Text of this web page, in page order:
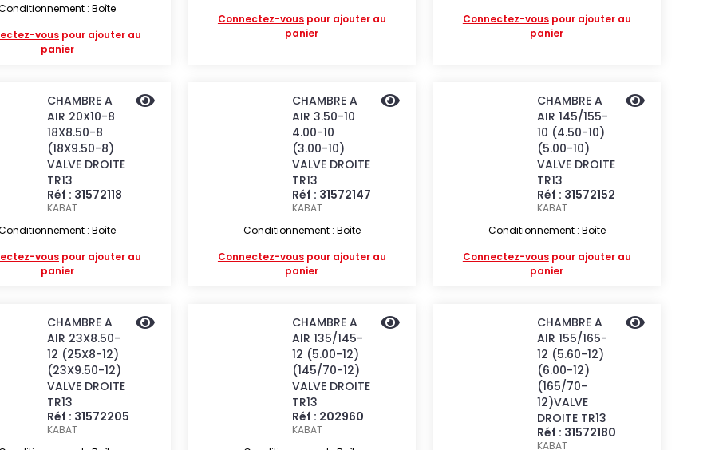
: Boîte
vous pour ajouter au
panier
Connectez-vouspour ajouter au
panier
Connectez-vouspour ajouter au
panier
CHAMBRE A
AIR 20X10-8
18X8.50-8
(18X9.50-8)
VALVE DROITE
TR13
Réf : 31572118
KABAT
: Boîte
vous pour ajouter au
panier
CHAMBRE A
AIR 3.50-10
4.00-10
(3.00-10)
VALVE DROITE
TR13
Réf : 31572147
KABAT
Conditionnement : Boîte
Connectez-vouspour ajouter au
panier
CHAMBRE A
AIR 145/155-
10 (4.50-10)
(5.00-10)
VALVE DROITE
TR13
Réf : 31572152
KABAT
Conditionnement : Boîte
Connectez-vouspour ajouter au
panier
CHAMBRE A
AIR 23X8.50-
12 (25X8-12)
(23X9.50-12)
VALVE DROITE
TR13
Réf : 31572205
KABAT
CHAMBRE A
AIR 135/145-
12 (5.00-12)
(145/70-12)
VALVE DROITE
TR13
Réf : 202960
KABAT
CHAMBRE A
AIR 155/165-
12 (5.60-12)
(6.00-12)
(165/70-
12)VALVE
DROITE TR13
Réf : 31572180
KABAT